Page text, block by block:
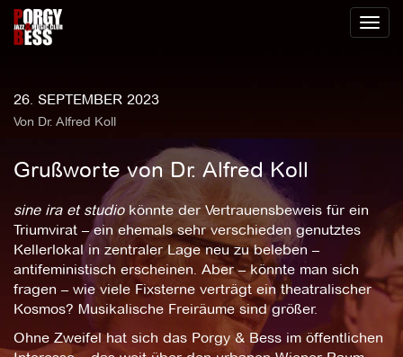
Toggle
26. SEPTEMBER 2023
Von Dr. Alfred Koll
Grußworte von Dr. Alfred Koll
sine ira et studiokönnte der Vertrauensbeweis für ein
Triumvirat – ein ehemals sehr verschieden genutztes
Kellerlokal in zentraler Lage neu zu beleben –
antifeministisch erscheinen. Aber – könnte man sich
fragen – wie viele Fixsterne verträgt ein theatralischer
Kosmos? Musikalische Freiräume sind größer.
Ohne Zweifel hat sich das Porgy & Bess im öffentlichen